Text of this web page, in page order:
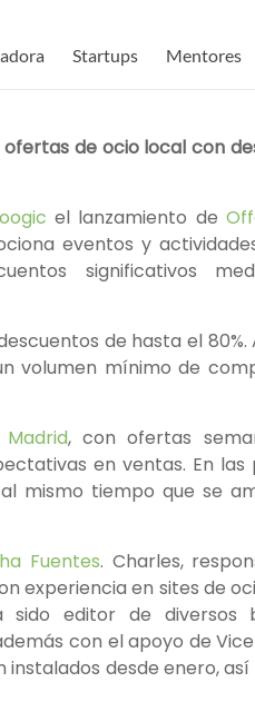
Startups Mentores
de ocio local con
el lanzamiento de
eventos y
significativos
de hasta el 80%.
volumen mínimo de
Madrid, con ofertas
en ventas. En las
mismo tiempo que se
Fuentes. Charles,
experiencia en sites de
sido editor de diversos
con el apoyo de
instalados desde enero,